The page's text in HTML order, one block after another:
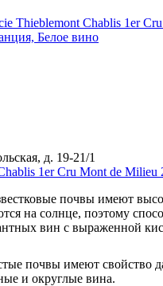
Thieblemont Chablis 1er
Белое вино
д. 19-21/1
почвы имеют
на солнце, поэтому
вин с выраженной
почвы имеют свойство
и округлые вина.